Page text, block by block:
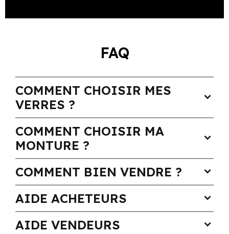
FAQ
COMMENT CHOISIR MES
VERRES ?
expand_more
COMMENT CHOISIR MA
MONTURE ?
expand_more
COMMENT BIEN VENDRE ? expand_more
AIDE ACHETEURS expand_more
AIDE VENDEURS expand_more